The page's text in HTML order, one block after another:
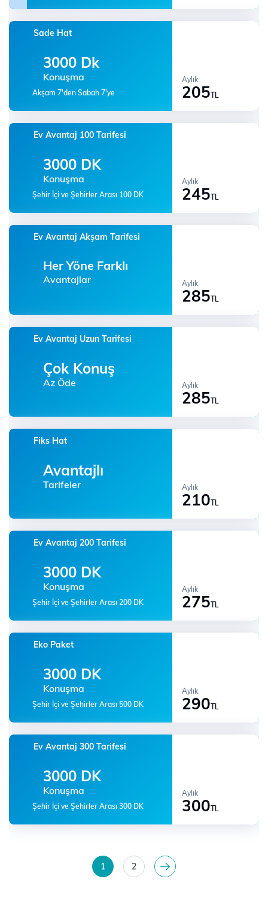
Sade Hat
3000 Dk
Konuşma
Akşam 7'den Sabah 7'ye 205TL
Aylık
Ev Avantaj 100 Tarifesi
3000 DK
Konuşma
Şehir İçi ve Şehirler Arası 100 DK 245TL
Aylık
Ev Avantaj Akşam Tarifesi
Her Yöne Farklı
Avantajlar
285TL
Aylık
Ev Avantaj Uzun Tarifesi
Çok Konuş
Az Öde
285TL
Aylık
Fiks Hat
Avantajlı
Tarifeler
210TL
Aylık
Ev Avantaj 200 Tarifesi
3000 DK
Konuşma
Şehir İçi ve Şehirler Arası 200 DK 275TL
Aylık
Eko Paket
3000 DK
Konuşma
Şehir İçi ve Şehirler Arası 500 DK 290TL
Aylık
Ev Avantaj 300 Tarifesi
3000 DK
Konuşma
Şehir İçi ve Şehirler Arası 300 DK 300TL
Aylık
1 2 >